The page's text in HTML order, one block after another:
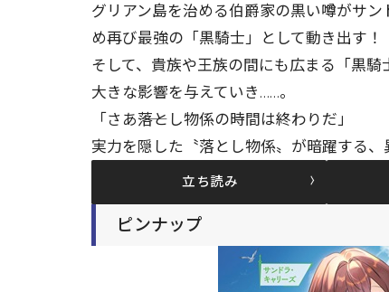
グリアン島を治める伯爵家の黒い噂がサ
め再び最強の「黒騎士」として動き出す！
そして、貴族や王族の間にも広まる「黒
大きな影響を与えていき……。
「さあ――落とし物係の時間は終わりだ」
実力を隠した〝落とし物係〟が暗躍する
立ち読み
ピンナップ